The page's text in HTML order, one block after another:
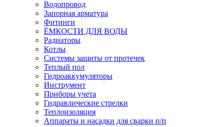
Водопровод
Запорная арматура
Фитинги
ЁМКОСТИ ДЛЯ ВОДЫ
Радиаторы
Котлы
Системы защиты от протечек
Теплый пол
Гидроаккумуляторы
Инструмент
Приборы учета
Гидравлические стрелки
Теплоизоляция
Аппараты и насадки для сварки п/п